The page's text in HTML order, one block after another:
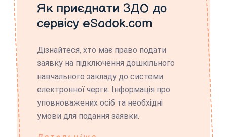
Як приєднати ЗДО до
сервісу eSadok.com
Дізнайтеся, хто має право подати
заявку на підключення дошкільного
навчального закладу до системи
електронної черги. Інформація про
уповноважених осіб та необхідні
умови для подання заявки.